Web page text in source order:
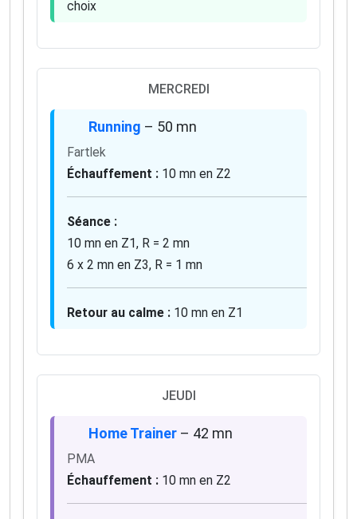
✅ Des astuces de pros pour progresser plus vite
1 email / mois. Zéro spam. 100 % utile.
Oui, je veux progresser 💪
Aucun spam, vous pouvez vous désinscrire à tout
choix
MERCREDI
Running – 50 mn
Fartlek
Échauffement : 10 mn en Z2
Séance :
10 mn en Z1, R = 2 mn
6 x 2 mn en Z3, R = 1 mn
Retour au calme : 10 mn en Z1
JEUDI
Home Trainer – 42 mn
PMA
Échauffement : 10 mn en Z2